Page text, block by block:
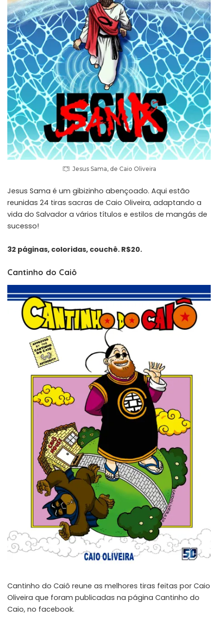
Jesus Sama, de Caio Oliveira
Jesus Sama é um gibizinho abençoado. Aqui estão
reunidas 24 tiras sacras de Caio Oliveira, adaptando a
vida do Salvador a vários títulos e estilos de mangás de
sucesso!
32 páginas, coloridas, couchê. R$20.
Cantinho do Caiô
Cantinho do Caiô reune as melhores tiras feitas por Caio
Oliveira que foram publicadas na página Cantinho do
Caio, no facebook.